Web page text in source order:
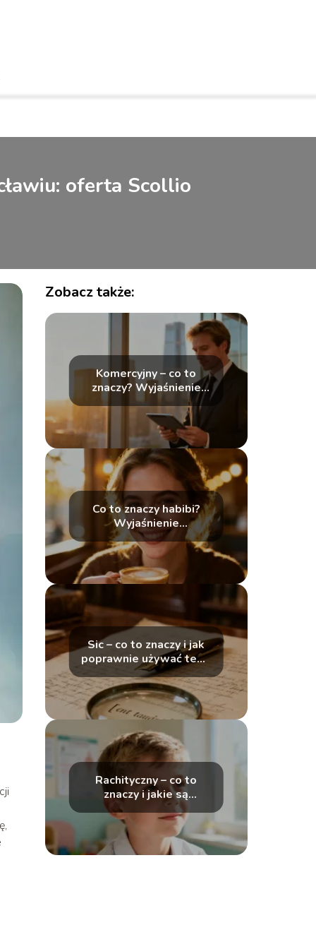
oferta Scollio
Zobacz także:
Komercyjny – co to
znaczy? Wyjaśnienie
pojęcia
Co to znaczy habibi?
Wyjaśnienie
popularnego zwrotu
Sic – co to znaczy i jak
poprawnie używać tego
zwrotu?
Rachityczny – co to
znaczy i jakie są
objawy?